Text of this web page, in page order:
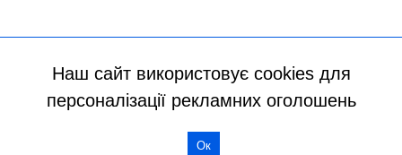
Наш сайт використовує cookies для
персоналізації рекламних оголошень
Ок